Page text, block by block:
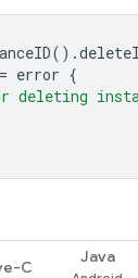
().
= error {
deleting
C
Java